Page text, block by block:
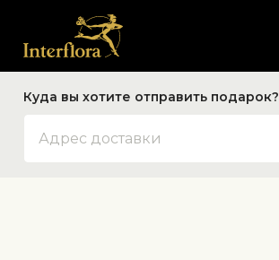
Куда вы хотите отправить подарок?